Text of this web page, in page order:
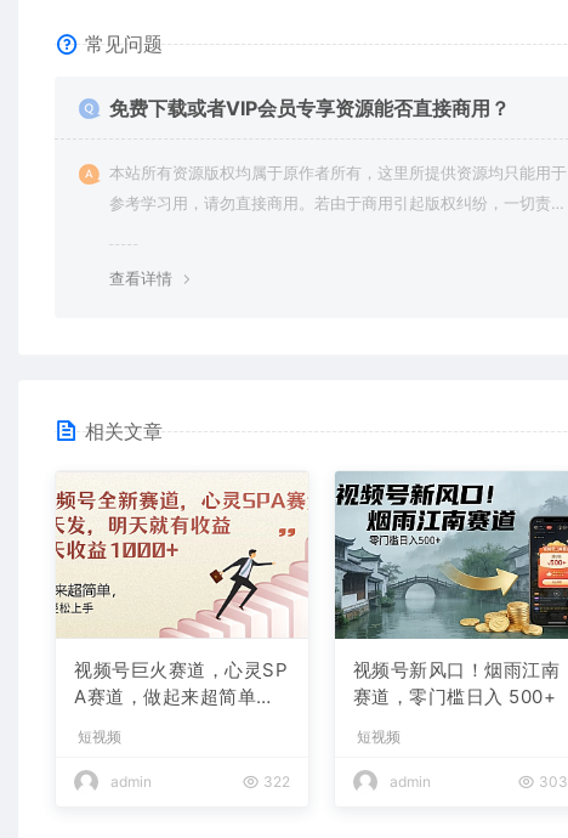
常见问题
免费下载或者VIP会员专享资源能否直接商用？
本站所有资源版权均属于原作者所有，这里所提供资源均只能用于
参考学习用，请勿直接商用。若由于商用引起版权纠纷，一切责任
查看详情
相关文章
视频号巨火赛道，心灵SP
A赛道，做起来超简单，
短视频
admin 322
视频号新风口！烟雨江南
赛道，零门槛日入 500+
短视频
admin 303